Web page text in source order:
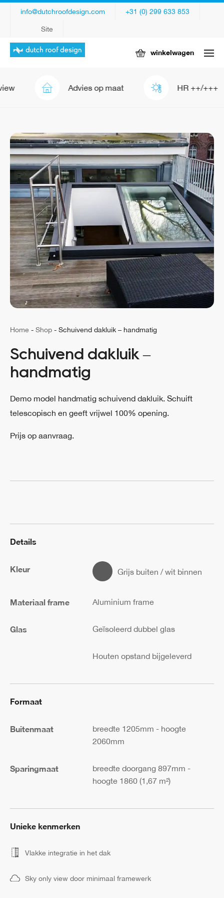
info@dutchroofdesign.com +31 (0) 299 633 853
Site
winkelwagen
Advies op maat HR ++/+++
Home - Shop - Schuivend dakluik – handmatig
Schuivend dakluik –
handmatig
Demo model handmatig schuivend dakluik. Schuift
telescopisch en geeft vrijwel 100% opening.
Prijs op aanvraag.
Details
Kleur Grijs buiten / wit binnen
Materiaal frame Aluminium frame
Glas Geïsoleerd dubbel glas
Houten opstand bijgeleverd
Formaat
Buitenmaat
breedte 1205mm - hoogte
2060mm
Sparingmaat
breedte doorgang 897mm -
hoogte 1860 (1,67 m²)
Unieke kenmerken
Vlakke integratie in het dak
Sky only view door minimaal framewerk